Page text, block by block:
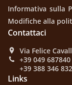
Informativa sulla
Modifiche alla
Contattaci
Via Felice
+39 049 687840
+39 388 346
Links